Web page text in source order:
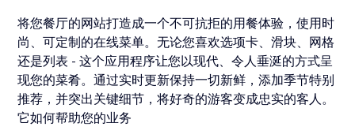
将您餐厅的网站打造成一个不可抗拒的用餐体验，使用时
尚、可定制的在线菜单。无论您喜欢选项卡、滑块、网格
还是列表 - 这个应用程序让您以现代、令人垂涎的方式呈
现您的菜肴。通过实时更新保持一切新鲜，添加季节特别
推荐，并突出关键细节，将好奇的游客变成忠实的客人。
它如何帮助您的业务